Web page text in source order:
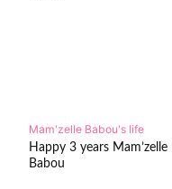
Mam'zelle Babou's life
Happy 3 years Mam’zelle
Babou